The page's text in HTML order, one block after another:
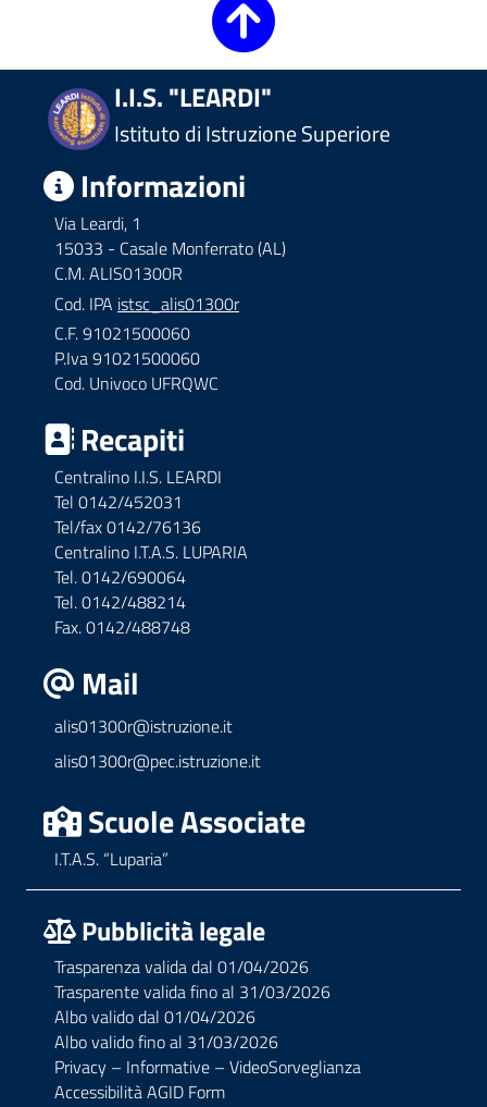
I.I.S. "LEARDI"
Istituto di Istruzione Superiore
Informazioni
Via Leardi, 1
15033 - Casale Monferrato (AL)
C.M. ALIS01300R
Cod. IPA istsc_alis01300r
C.F. 91021500060
P.Iva 91021500060
Cod. Univoco UFRQWC
Recapiti
Centralino I.I.S. LEARDI
Tel 0142/452031
Tel/fax 0142/76136
Centralino I.T.A.S. LUPARIA
Tel. 0142/690064
Tel. 0142/488214
Fax. 0142/488748
Mail
alis01300r@istruzione.it
alis01300r@pec.istruzione.it
Scuole Associate
I.T.A.S. “Luparia”
Pubblicità legale
Trasparenza valida dal 01/04/2026
Trasparente valida fino al 31/03/2026
Albo valido dal 01/04/2026
Albo valido fino al 31/03/2026
Privacy – Informative – VideoSorveglianza
Accessibilità AGID Form